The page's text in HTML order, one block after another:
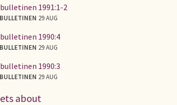
1991:1-2
29 AUG
1990:4
29 AUG
1990:3
29 AUG
about